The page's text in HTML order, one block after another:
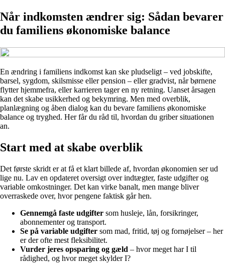
Når indkomsten ændrer sig: Sådan bevarer
du familiens økonomiske balance
En ændring i familiens indkomst kan ske pludseligt – ved jobskifte,
barsel, sygdom, skilsmisse eller pension – eller gradvist, når børnene
flytter hjemmefra, eller karrieren tager en ny retning. Uanset årsagen
kan det skabe usikkerhed og bekymring. Men med overblik,
planlægning og åben dialog kan du bevare familiens økonomiske
balance og tryghed. Her får du råd til, hvordan du griber situationen
an.
Start med at skabe overblik
Det første skridt er at få et klart billede af, hvordan økonomien ser ud
lige nu. Lav en opdateret oversigt over indtægter, faste udgifter og
variable omkostninger. Det kan virke banalt, men mange bliver
overraskede over, hvor pengene faktisk går hen.
Gennemgå faste udgifter som husleje, lån, forsikringer,
abonnementer og transport.
Se på variable udgifter som mad, fritid, tøj og fornøjelser – her
er der ofte mest fleksibilitet.
Vurder jeres opsparing og gæld – hvor meget har I til
rådighed, og hvor meget skylder I?